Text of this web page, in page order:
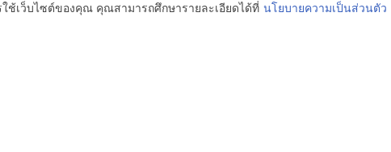
ช้เว็บไซต์ของคุณ คุณสามารถศึกษารายละเอียดได้ที่ นโยบายความเป็นส่วนตัว